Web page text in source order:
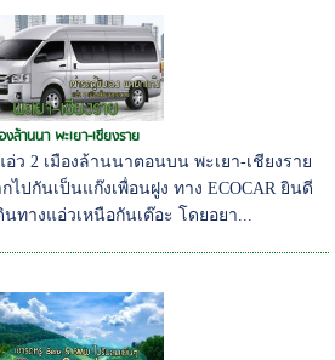
ล้านนา พะเยา-เชียงราย
ว 2 เมืองล้านนาตอนบน พะเยา-เชียงราย
ปกันเป็นแก๊งเพื่อนฝูง ทาง ECOCAR ยินดี
ทางแอ่วเหนือกันเต๊อะ โดยอยา...